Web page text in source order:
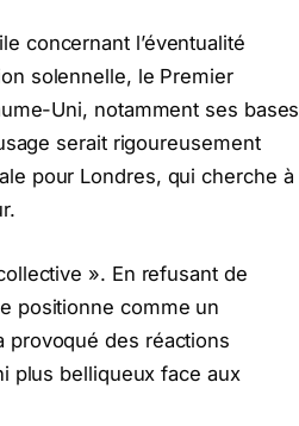
concernant l’éventualité
solennelle, le Premier
Uni, notamment ses bases
serait rigoureusement
pour Londres, qui cherche à
». En refusant de
positionne comme un
provoqué des réactions
plus belliqueux face aux